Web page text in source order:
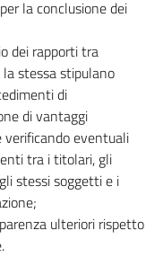
la conclusione dei
dei rapporti tra
stessa stipulano
di
di vantaggi
verificando eventuali
tra i titolari, gli
stessi soggetti e i
ulteriori rispetto